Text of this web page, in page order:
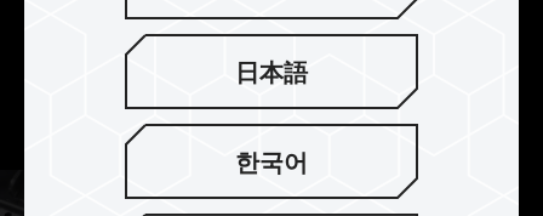
trademarks in America or other countries and regions.
* Trademark statement: The product names mentioned on the website
are only for clarifying the details of features or functions, which may
belong to other company’s registered trademarks or copyright.
日本語
한국어